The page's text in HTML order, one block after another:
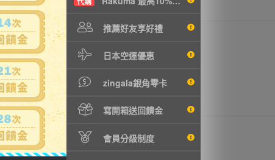
推薦好友享好禮
日本空運優惠
zingala銀角零卡
寫開箱送回饋金
會員分級制度
3,578円
NT774元
4,590円
NT993元